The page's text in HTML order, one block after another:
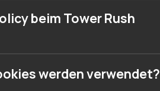
beim Tower Rush
werden verwendet?